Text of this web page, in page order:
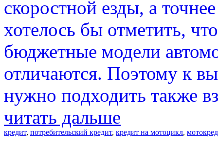
скоростной езды, а
хотелось бы отметить,
бюджетные модели
отличаются. Поэтому к
нужно подходить также
читать дальше
кредит, потребительский кредит, кредит на мотоцикл,